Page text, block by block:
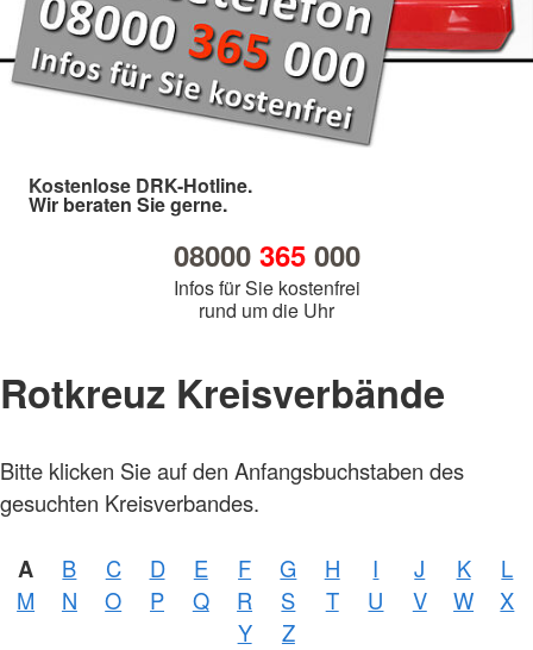
Kostenlose DRK-Hotline.
Wir beraten Sie gerne.
08000 365000
Infos für Sie kostenfrei
rund um die Uhr
Rotkreuz Kreisverbände
Bitte klicken Sie auf den Anfangsbuchstaben des
gesuchten Kreisverbandes.
A B C D E F G H I J K
L
M
N O P Q R S T U V W
X
Y
Z
Foto: